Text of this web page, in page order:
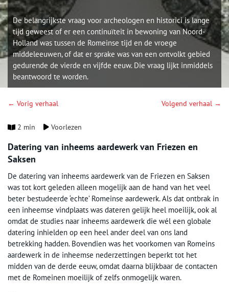
De belangrijkste vraag voor archeologen en historici is lange
tijd geweest of er een continuïteit in bewoning van Noord-
Holland was tussen de Romeinse tijd en de vroege
middeleeuwen, of dat er sprake was van een ontvolkt gebied
gedurende de vierde en vijfde eeuw. Die vraag lijkt inmiddels
beantwoord te worden.
← Vorig verhaal Volgend verhaal →
2 min Voorlezen
Datering van inheems aardewerk van Friezen en
Saksen
De datering van inheems aardewerk van de Friezen en Saksen
was tot kort geleden alleen mogelijk aan de hand van het veel
beter bestudeerde ‘echte’ Romeinse aardewerk. Als dat ontbrak in
een inheemse vindplaats was dateren gelijk heel moeilijk, ook al
omdat de studies naar inheems aardewerk die wél een globale
datering inhielden op een heel ander deel van ons land
betrekking hadden. Bovendien was het voorkomen van Romeins
aardewerk in de inheemse nederzettingen beperkt tot het
midden van de derde eeuw, omdat daarna blijkbaar de contacten
met de Romeinen moeilijk of zelfs onmogelijk waren.